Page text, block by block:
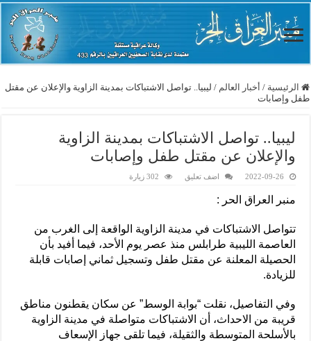
الرئيسية / أخبار العالم / ليبيا.. تواصل الاشتباكات بمدينة الزاوية والإعلان عن مقتل
طفل وإصابات
ليبيا.. تواصل الاشتباكات بمدينة الزاوية
والإعلان عن مقتل طفل وإصابات
2022-09-26 اضف تعليق 302 زيارة
منبر العراق الحر :
تتواصل الاشتباكات في مدينة الزاوية الواقعة إلى الغرب من
العاصمة الليبية طرابلس منذ عصر يوم الأحد، فيما أفيد بأن
الحصيلة المعلنة عن مقتل طفل وتسجيل ثماني إصابات قابلة
للزيادة.
وفي التفاصيل، نقلت “بوابة الوسط” عن سكان يقطنون مناطق
قريبة من الاحداث، أن الاشتباكات متواصلة في مدينة الزاوية
بالأسلحة المتوسطة والثقيلة، فيما تلقى جهاز الإسعاف